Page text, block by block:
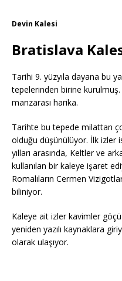
Devin Kalesi
Bratislava
Tarihi 9. yüzyıla dayana bu
tepelerinden birine
manzarası harika.
Tarihte bu tepede milattan
olduğu düşünülüyor. İlk izler
yılları arasında, Keltler ve
kullanılan bir kaleye işaret
Romalıların Cermen
biliniyor.
Kaleye ait izler kavimler
yeniden yazılı kaynaklara
olarak ulaşıyor.